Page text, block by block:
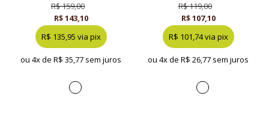
R$ 159,00
R$ 143,10
R$ 135,95 via pix
ou 4x de R$ 35,77 sem juros
R$ 119,00
R$ 107,10
R$ 101,74 via pix
ou 4x de R$ 26,77 sem juros